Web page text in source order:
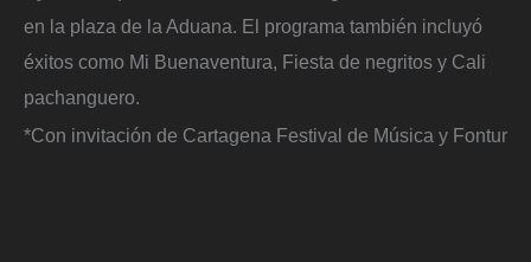
en la plaza de la Aduana. El programa también incluyó
éxitos como Mi Buenaventura, Fiesta de negritos y Cali
pachanguero.
*Con invitación de Cartagena Festival de Música y Fontur